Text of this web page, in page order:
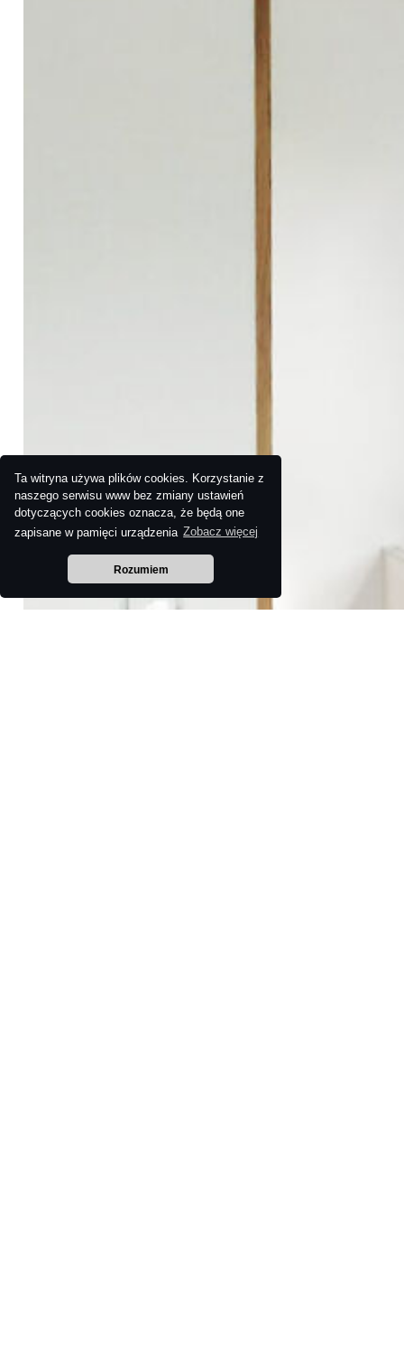
Ta witryna używa plików cookies. Korzystanie z
naszego serwisu www bez zmiany ustawień
dotyczących cookies oznacza, że będą one
zapisane w pamięci urządzenia Zobacz więcej
Rozumiem